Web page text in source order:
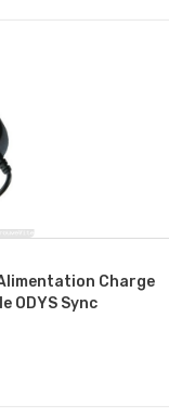
Charge
ODYS Sync